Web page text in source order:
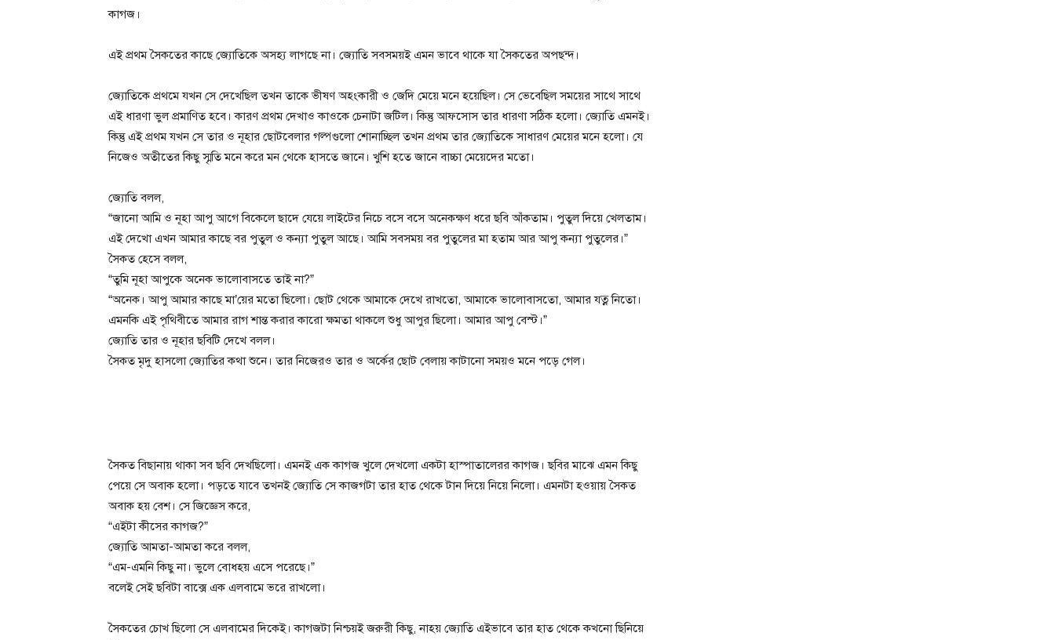
কাগজ।
এই প্রথম সৈকতের কাছে জ্যোতিকে অসহ্য লাগছে না। জ্যোতি সবসময়ই এমন ভাবে থাকে যা সৈকতের অপছন্দ।
জ্যোতিকে প্রথমে যখন সে দেখেছিল তখন তাকে ভীষণ অহংকারী ও জেদি মেয়ে মনে হয়েছিল। সে ভেবেছিল সময়ের সাথে সাথে
এই ধারণা ভুল প্রমাণিত হবে। কারণ প্রথম দেখাও কাওকে চেনাটা জটিল। কিন্তু আফসোস তার ধারণা সঠিক হলো। জ্যোতি এমনই।
কিন্তু এই প্রথম যখন সে তার ও নূহার ছোটবেলার গল্পগুলো শোনাচ্ছিল তখন প্রথম তার জ্যোতিকে সাধারণ মেয়ের মনে হলো। যে
নিজেও অতীতের কিছু স্মৃতি মনে করে মন থেকে হাসতে জানে। খুশি হতে জানে বাচ্চা মেয়েদের মতো।
জ্যোতি বলল,
“জানো আমি ও নূহা আপু আগে বিকেলে ছাদে যেয়ে লাইটের নিচে বসে বসে অনেকক্ষণ ধরে ছবি আঁকতাম। পুতুল দিয়ে খেলতাম।
এই দেখো এখন আমার কাছে বর পুতুল ও কন্যা পুতুল আছে। আমি সবসময় বর পুতুলের মা হতাম আর আপু কন্যা পুতুলের।”
সৈকত হেসে বলল,
“তুমি নূহা আপুকে অনেক ভালোবাসতে তাই না?”
“অনেক। আপু আমার কাছে মা’য়ের মতো ছিলো। ছোট থেকে আমাকে দেখে রাখতো, আমাকে ভালোবাসতো, আমার যত্ন নিতো।
এমনকি এই পৃথিবীতে আমার রাগ শান্ত করার কারো ক্ষমতা থাকলে শুধু আপুর ছিলো। আমার আপু বেস্ট।”
জ্যোতি তার ও নূহার ছবিটি দেখে বলল।
সৈকত মৃদু হাসলো জ্যোতির কথা শুনে। তার নিজেরও তার ও অর্কের ছোট বেলায় কাটানো সময়ও মনে পড়ে গেল।
সৈকত বিছানায় থাকা সব ছবি দেখছিলো। এমনই এক কাগজ খুলে দেখলো একটা হাস্পাতালেরর কাগজ। ছবির মাঝে এমন কিছু
পেয়ে সে অবাক হলো। পড়তে যাবে তখনই জ্যোতি সে কাজগটা তার হাত থেকে টান দিয়ে নিয়ে নিলো। এমনটা হওয়ায় সৈকত
অবাক হয় বেশ। সে জিজ্ঞেস করে,
“এইটা কীসের কাগজ?”
জ্যোতি আমতা-আমতা করে বলল,
“এম-এমনি কিছু না। ভুলে বোধহয় এসে পরেছে।”
বলেই সেই ছবিটা বাক্সে এক এলবামে ভরে রাখলো।
সৈকতের চোখ ছিলো সে এলবামের দিকেই। কাগজটা নিশ্চয়ই জরুরী কিছু, নাহয় জ্যোতি এইভাবে তার হাত থেকে কখনো ছিনিয়ে